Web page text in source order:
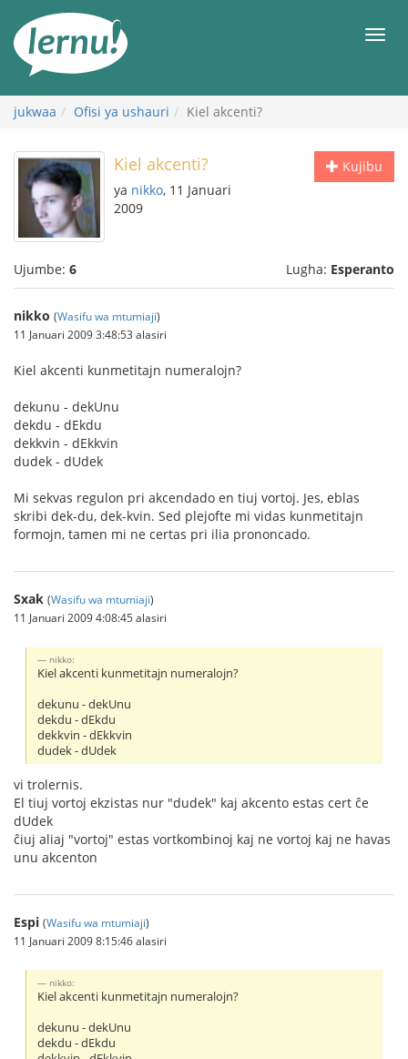
maudhui
jukwaa Ofisi ya ushauri Kiel akcenti?
Kujibu
Kiel akcenti?
ya nikko, 11 Januari
2009
Ujumbe: 6 Lugha: Esperanto
nikko (Wasifu wa mtumiaji)
11 Januari 2009 3:48:53 alasiri
Kiel akcenti kunmetitajn numeralojn?
dekunu - dekUnu
dekdu - dEkdu
dekkvin - dEkkvin
dudek - dUdek
Mi sekvas regulon pri akcendado en tiuj vortoj. Jes, eblas
skribi dek-du, dek-kvin. Sed plejofte mi vidas kunmetitajn
formojn, tamen mi ne certas pri ilia prononcado.
Sxak (Wasifu wa mtumiaji)
11 Januari 2009 4:08:45 alasiri
nikko:
Kiel akcenti kunmetitajn numeralojn?
dekunu - dekUnu
dekdu - dEkdu
dekkvin - dEkkvin
dudek - dUdek
vi trolernis.
El tiuj vortoj ekzistas nur "dudek" kaj akcento estas cert ĉe
dUdek
ĉiuj aliaj "vortoj" estas vortkombinoj kaj ne vortoj kaj ne havas
unu akcenton
Espi (Wasifu wa mtumiaji)
11 Januari 2009 8:15:46 alasiri
nikko:
Kiel akcenti kunmetitajn numeralojn?
dekunu - dekUnu
dekdu - dEkdu